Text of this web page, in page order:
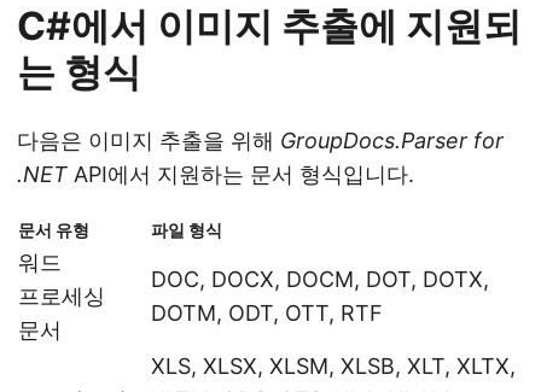
C#에서 이미지 추출에 지원되
는 형식
다음은 이미지 추출을 위해 GroupDocs.Parser for
.NET API에서 지원하는 문서 형식입니다.
문서 유형 파일 형식
워드
프로세싱
문서
DOC, DOCX, DOCM, DOT, DOTX,
DOTM, ODT, OTT, RTF
XLS, XLSX, XLSM, XLSB, XLT, XLTX,